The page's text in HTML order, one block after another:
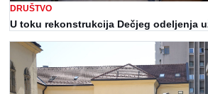
DRUŠTVO
U toku rekonstrukcija Dečjeg odeljenja